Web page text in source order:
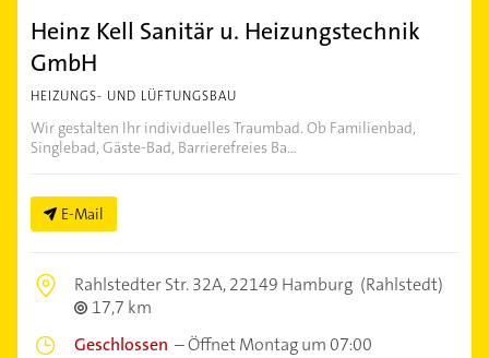
Heinz Kell Sanitär u. Heizungstechnik
GmbH
HEIZUNGS- UND LÜFTUNGSBAU
Wir gestalten Ihr individuelles Traumbad. Ob Familienbad,
Singlebad, Gäste-Bad, Barrierefreies Ba...
E-Mail
Rahlstedter Str. 32A,22149 Hamburg (Rahlstedt)
17,7 km
Geschlossen –Öffnet Montag um 07:00